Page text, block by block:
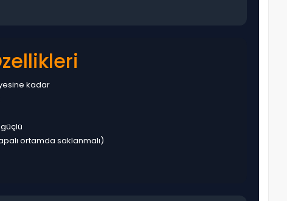
kadar
ortamda saklanmalı)